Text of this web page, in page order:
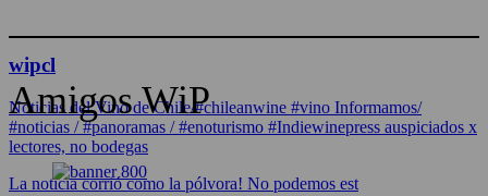
wipcl
Noticias del Vino de Chile/#chileanwine #vino Informamos/
#noticias / #panoramas / #enoturismo #Indiewinepress auspiciados x
lectores, no bodegas
La noticia corrió como la pólvora! No podemos est
Amigos WiP